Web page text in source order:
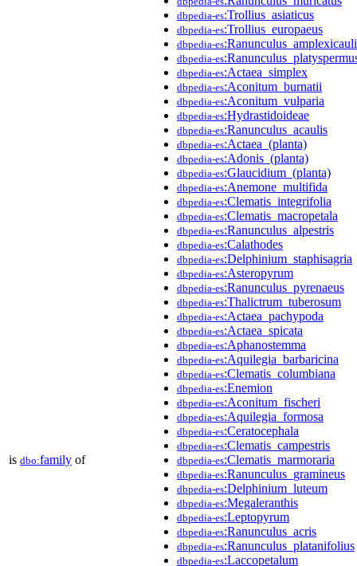
is dbo:family of
dbpedia-es:Trollius_asiaticus
dbpedia-es:Trollius_europaeus
dbpedia-es
dbpedia-es
dbpedia-es:Actaea_simplex
dbpedia-es:Aconitum_burnatii
dbpedia-es:Aconitum_vulparia
dbpedia-es:Hydrastidoideae
dbpedia-es:Ranunculus_acaulis
dbpedia-es:Actaea_(planta)
dbpedia-es:Adonis_(planta)
dbpedia-es:Glaucidium_(planta)
dbpedia-es:Anemone_multifida
dbpedia-es:Clematis_integrifolia
dbpedia-es:Clematis_macropetala
dbpedia-es:Ranunculus_alpestris
dbpedia-es:Calathodes
dbpedia-es:Delphinium_staphisagria
dbpedia-es:Asteropyrum
dbpedia-es:Ranunculus_pyrenaeus
dbpedia-es:Thalictrum_tuberosum
dbpedia-es:Actaea_pachypoda
dbpedia-es:Actaea_spicata
dbpedia-es:Aphanostemma
dbpedia-es:Aquilegia_barbaricina
dbpedia-es:Clematis_columbiana
dbpedia-es:Enemion
dbpedia-es:Aconitum_fischeri
dbpedia-es:Aquilegia_formosa
dbpedia-es:Ceratocephala
dbpedia-es:Clematis_campestris
dbpedia-es:Clematis_marmoraria
dbpedia-es:Ranunculus_gramineus
dbpedia-es:Delphinium_luteum
dbpedia-es:Megaleranthis
dbpedia-es:Leptopyrum
dbpedia-es:Ranunculus_acris
dbpedia-es:Ranunculus_platanifolius
dbpedia-es:Laccopetalum